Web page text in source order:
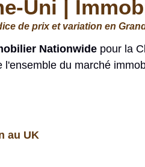
Uni |
de prix et variation en
Nationwide pour la
l'ensemble du marché
au UK